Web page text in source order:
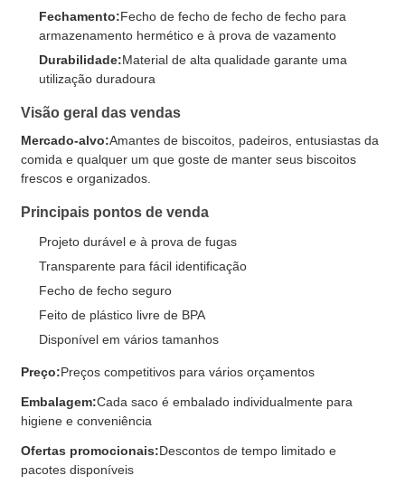
Fechamento:Fecho de fecho de fecho de fecho para
armazenamento hermético e à prova de vazamento
Durabilidade:Material de alta qualidade garante uma
utilização duradoura
Visão geral das vendas
Mercado-alvo:Amantes de biscoitos, padeiros, entusiastas da
comida e qualquer um que goste de manter seus biscoitos
frescos e organizados.
Principais pontos de venda
Projeto durável e à prova de fugas
Transparente para fácil identificação
Fecho de fecho seguro
Feito de plástico livre de BPA
Disponível em vários tamanhos
Preço:Preços competitivos para vários orçamentos
Embalagem:Cada saco é embalado individualmente para
higiene e conveniência
Ofertas promocionais:Descontos de tempo limitado e
pacotes disponíveis